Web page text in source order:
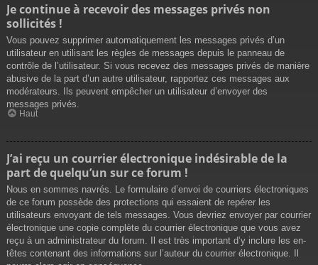
Je continue à recevoir des messages privés non
sollicités !
Vous pouvez supprimer automatiquement les messages privés d’un
utilisateur en utilisant les règles de messages depuis le panneau de
contrôle de l’utilisateur. Si vous recevez des messages privés de manière
abusive de la part d’un autre utilisateur, rapportez ces messages aux
modérateurs. Ils peuvent empêcher un utilisateur d’envoyer des
messages privés.
Haut
J’ai reçu un courrier électronique indésirable de la
part de quelqu’un sur ce forum !
Nous en sommes navrés. Le formulaire d’envoi de courriers électroniques
de ce forum possède des protections qui essaient de repérer les
utilisateurs envoyant de tels messages. Vous devriez envoyer par courrier
électronique une copie complète du courrier électronique que vous avez
reçu à un administrateur du forum. Il est très important d’y inclure les en-
têtes contenant des informations sur l’auteur du courrier électronique. Il